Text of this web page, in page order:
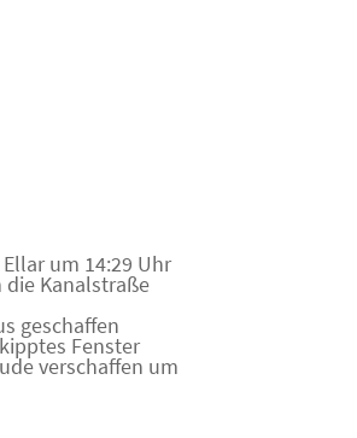
um 14:29 Uhr
Kanalstraße
geschaffen
Fenster
verschaffen um